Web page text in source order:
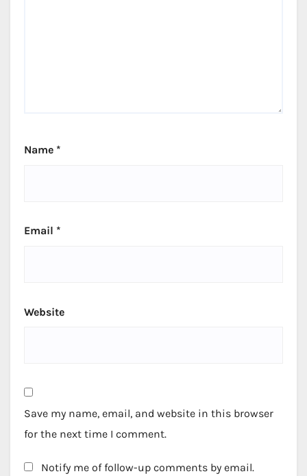
Name *
Email *
Website
Save my name, email, and website in this browser
for the next time I comment.
Notify me of follow-up comments by email.